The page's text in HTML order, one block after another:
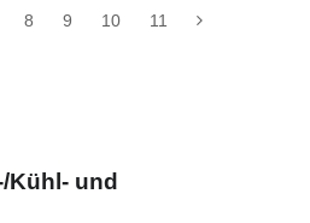
8 9 10 11
Kühl- und